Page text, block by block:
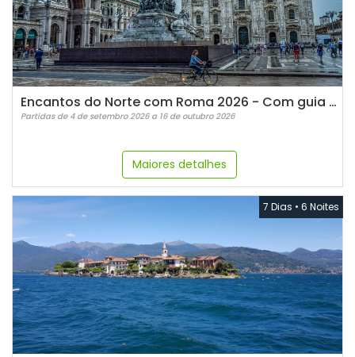
Encantos do Norte com Roma 2026 - Com guia Português
Partidas de 4 de setembro 2026 a 16 de outubro 2026
Maiores detalhes
7 Dias • 6 Noites